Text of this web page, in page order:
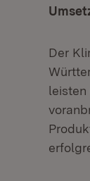
Der
leisten